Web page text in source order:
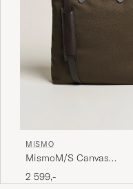
MISMO
MismoM/S Canvas
ShopperArmy/Dark Brown
2 599,-